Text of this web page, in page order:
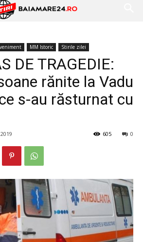
MM Istoric Stirile zilei
DE TRAGEDIE:
rănite la Vadu
s-au răsturnat cu
0
605